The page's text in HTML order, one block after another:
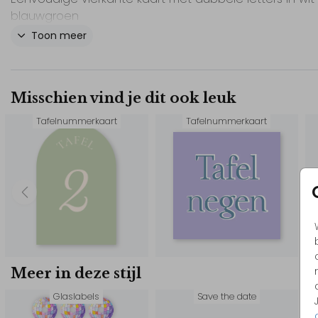
blauwgroen
Onze tips:
bruiloft mooi in een stijl!
- Bestel deze kaart als proefdruk. Dan ontvang je 1
kunt ook het nummer weglaten en meerdere blanco
bestellen. Dan kun je de kaarten zelf een nummer
- Pas het design gemakkelijk zelf aan in onze editor.
bijvoorbeeld elementen toe, bewerk de kleuren of het
lettertype.
Wil je liever een ander element? Bekijk dan onze
Kom je ergens niet uit of heb je hulp nodig? Neem
contact met ons op, we helpen je graag!
Toon meer
Misschien vind je dit ook leuk
Tafelnummerkaart Tafelnummerkaart
Meer in deze stijl
Glaslabels Save the date